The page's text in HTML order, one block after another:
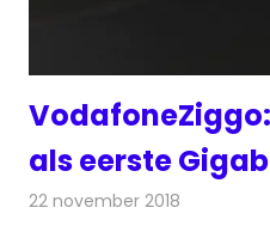
als eerste
22 november 2018